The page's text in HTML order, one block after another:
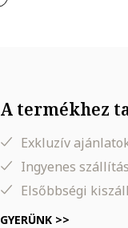
A termékhez
Exkluzív
Ingyenes
Elsőbbségi
GYERÜNK >>